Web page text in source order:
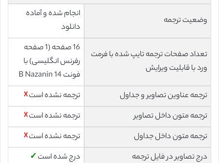
وضعیت ترجمه
انجام شده و آماده
دانلود
تعداد صفحات ترجمه تایپ شده با فرمت
ورد با قابلیت ویرایش
16 صفحه (1 صفحه
رفرنس انگلیسی) با
فونت 14 B Nazanin
ترجمه عناوین تصاویر و جداول
ترجمه نشده است☓
ترجمه متون داخل تصاویر
ترجمه نشده است☓
ترجمه متون داخل جداول
ترجمه نشده است☓
درج تصاویر در فایل ترجمه
درج شده است ✓